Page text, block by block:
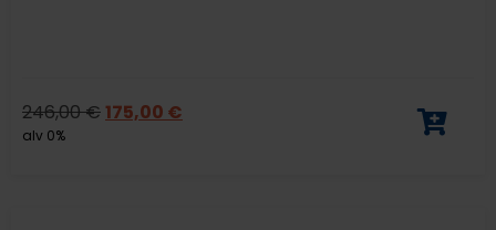
246,00€175,00 €
alv 0%